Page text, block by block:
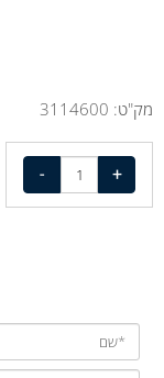
מק"ט: 3114600